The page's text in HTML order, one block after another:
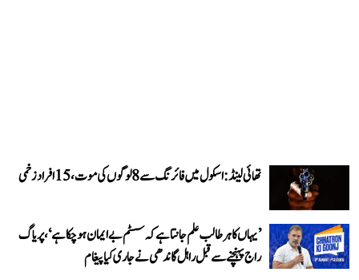
تھائی لینڈ: اسکول میں فائرنگ سے 8 لوگوں کی موت، 15 افراد زخمی
’یہاں کا ہر طالب علم جانتا ہے کہ سسٹم بے ایمان ہو چکا ہے‘، پریاگ
راج پہنچنے سے قبل راہل گاندھی نے جاری کیا پیغام